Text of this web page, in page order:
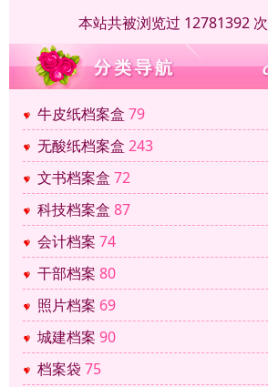
本站共被浏览过 12781392 次
牛皮纸档案盒 79
无酸纸档案盒 243
文书档案盒 72
科技档案盒 87
会计档案 74
干部档案 80
照片档案 69
城建档案 90
档案袋 75